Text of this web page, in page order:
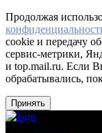
Продолжая
cookie и передачу
сервис-метрики,
и top.mail.ru. Если
обрабатывались,
Принять